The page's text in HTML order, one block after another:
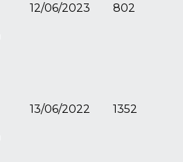
12/06/2023 802
13/06/2022 1352